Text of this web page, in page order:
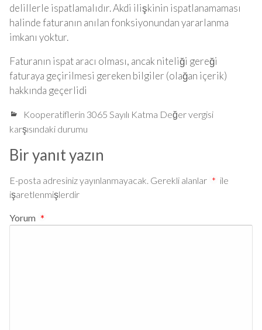
delillerle ispatlamalıdır. Akdi ilişkinin ispatlanamaması
halinde faturanın anılan fonksiyonundan yararlanma
imkanı yoktur.
Faturanın ispat aracı olması, ancak niteliği gereği
faturaya geçirilmesi gereken bilgiler (olağan içerik)
hakkında geçerlidi
Kooperatiflerin 3065 Sayılı Katma Değer vergisi
karşısındaki durumu
Bir yanıt yazın
E-posta adresiniz yayınlanmayacak. Gerekli alanlar * ile
işaretlenmişlerdir
Yorum *